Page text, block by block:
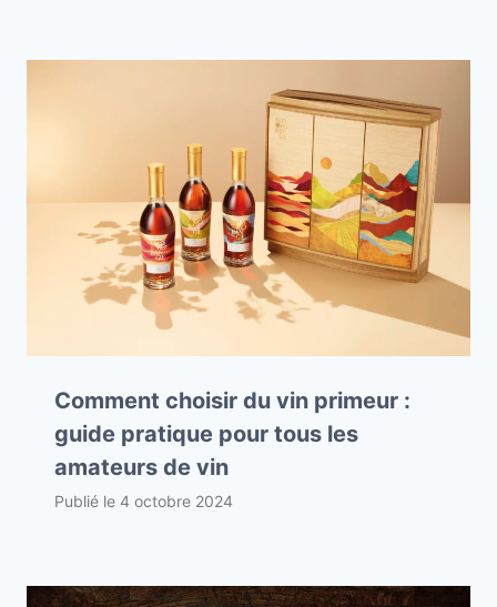
Comment choisir du vin primeur :
guide pratique pour tous les
amateurs de vin
Publié le 4 octobre 2024